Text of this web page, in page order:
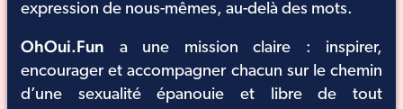
expression de nous-mêmes, au-delà des mots.
OhOui.Fun a une mission claire : inspirer,
encourager et accompagner chacun sur le chemin
d’une sexualité épanouie et libre de tout